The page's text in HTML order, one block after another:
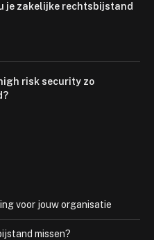
je zakelijke rechtsbijstand
risk security zo
voor jouw organisatie
missen?